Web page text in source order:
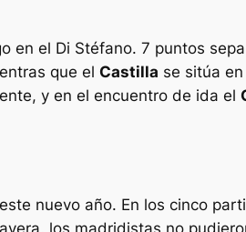
en el Di Stéfano. 7 puntos
que el Castilla se sitúa
y en el encuentro de ida el
nuevo año. En los cinco